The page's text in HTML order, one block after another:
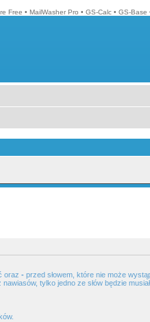
Free • MailWasher Pro • GS-Calc • GS-Base
oraz - przed słowem, które nie może
tylko jedno ze słów będzie